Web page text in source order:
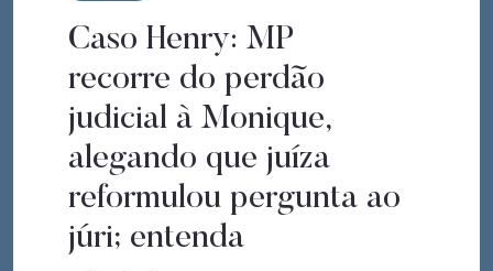
Caso Henry: MP
recorre do perdão
judicial à Monique,
alegando que juíza
reformulou pergunta ao
júri; entenda